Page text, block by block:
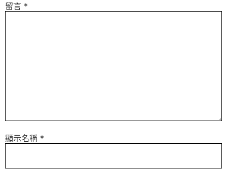
留言 *
顯示名稱 *